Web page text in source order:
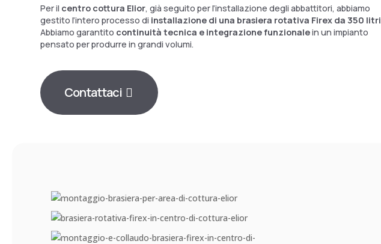
Per il centro cottura Elior, già seguito per l’installazione degli abbattitori, abbiamo
gestito l’intero processo di installazione di una brasiera rotativa Firex da 350 litri
Abbiamo garantito continuità tecnica e integrazione funzionalein un impianto
pensato per produrre in grandi volumi.
Contattaci